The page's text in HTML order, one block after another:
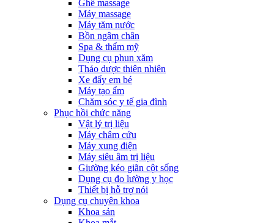
Ghế massage
Máy massage
Máy tăm nước
Bồn ngâm chân
Spa & thẩm mỹ
Dụng cụ phun xăm
Thảo dược thiên nhiên
Xe đẩy em bé
Máy tạo ẩm
Chăm sóc y tế gia đình
Phục hồi chức năng
Vật lý trị liệu
Máy châm cứu
Máy xung điện
Máy siêu âm trị liệu
Giường kéo giãn cột sống
Dụng cụ đo lường y học
Thiết bị hỗ trợ nói
Dụng cụ chuyên khoa
Khoa sản